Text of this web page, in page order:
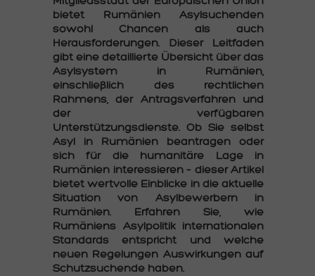
bietet Rumänien Asylsuchenden
sowohl Chancen als auch
Herausforderungen. Dieser Leitfaden
gibt eine detaillierte Übersicht über das
Asylsystem in Rumänien,
einschließlich des rechtlichen
Rahmens, der Antragsverfahren und
der verfügbaren
Unterstützungsdienste. Ob Sie selbst
Asyl in Rumänien beantragen oder
sich für die humanitäre Lage in
Rumänien interessieren – dieser Artikel
bietet wertvolle Einblicke in die aktuelle
Situation von Asylbewerbern in
Rumänien. Erfahren Sie, wie
Rumäniens Asylpolitik internationalen
Standards entspricht und welche
neuen Regelungen Auswirkungen auf
Schutzsuchende haben.